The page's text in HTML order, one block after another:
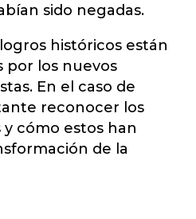
sido negadas.
históricos están
por los nuevos
En el caso de
reconocer los
y cómo estos han
de la